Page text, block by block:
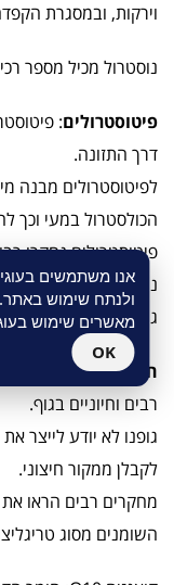
וירקות, ובמסגרת
נוסטרול מכיל מספר
פיטוסטרולים:
דרך התזונה.
לפיטוסטרולים מבנה
פיטוסטרולים נחקרו
גרם).
חומצות השומן אומגה 3 ממקור שמן דגים
רבים וחיוניים בגוף.
גופנו לא יודע לייצר
לקבלן ממקור חיצוני.
השומנים מסוג
אנו משתמשים
ולנתח שימוש
מאשרים שימוש
OK